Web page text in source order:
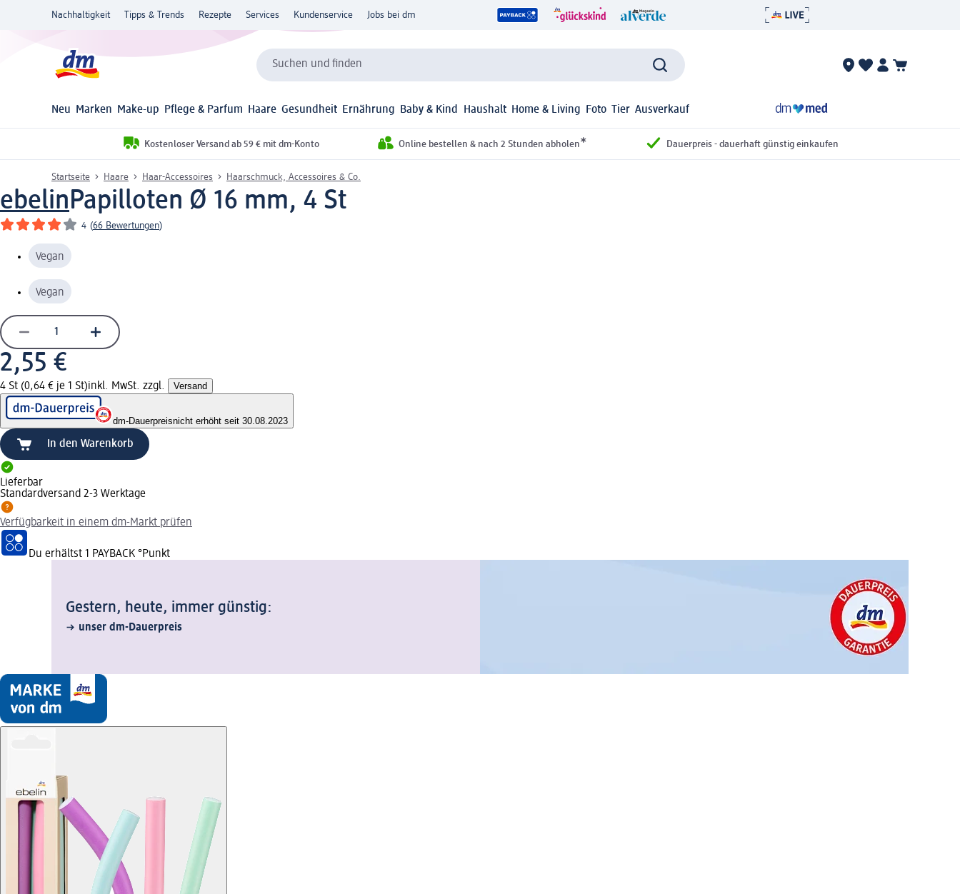
Nachhaltigkeit Tipps & Trends Rezepte Services Kundenservice Jobs bei dm
Suchen und finden
Neu Marken Make-up Pflege & Parfum Haare Gesundheit Ernährung Baby & Kind Haushalt Home & Living Foto Tier Ausverkauf
Kostenloser Versand ab 59 € mit dm-Konto Online bestellen & nach 2 Stunden abholen* Dauerpreis - dauerhaft günstig einkaufen
Startseite Haare Haar-Accessoires Haarschmuck, Accessoires & Co.
ebelinPapilloten Ø 16 mm, 4 St
4 (66 Bewertungen)
Vegan
Vegan
2,55 €
4 St (0,64 € je 1 St)inkl. MwSt. zzgl. Versand
dm-Dauerpreisnicht erhöht seit 30.08.2023
In den Warenkorb
Lieferbar
Standardversand 2-3 Werktage
Verfügbarkeit in einem dm-Markt prüfen
Du erhältst 1 PAYBACK °Punkt
Gestern, heute, immer günstig:
unser dm-Dauerpreis